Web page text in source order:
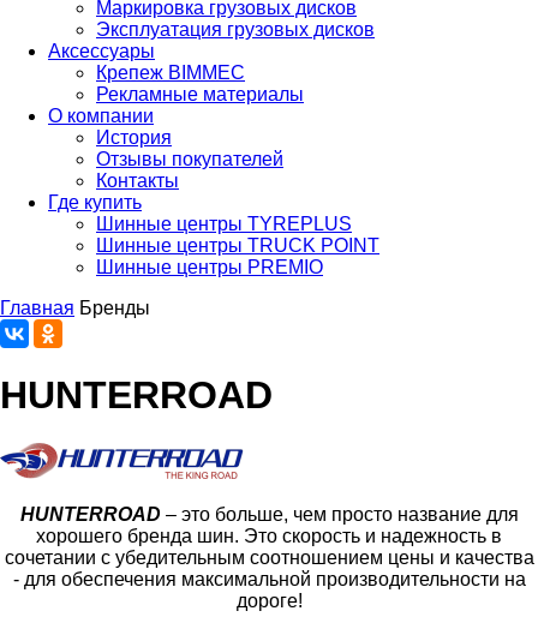
Маркировка грузовых дисков
Эксплуатация грузовых дисков
Аксессуары
Крепеж BIMMEC
Рекламные материалы
О компании
История
Отзывы покупателей
Контакты
Где купить
Шинные центры TYREPLUS
Шинные центры TRUCK POINT
Шинные центры PREMIO
Главная Бренды
HUNTERROAD​​​​​​​
HUNTERROAD – это больше, чем просто название для
хорошего бренда шин. Это скорость и надежность в
сочетании с убедительным соотношением цены и качества
- для обеспечения максимальной производительности на
дороге!